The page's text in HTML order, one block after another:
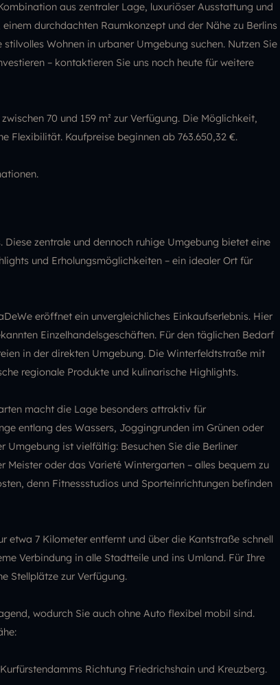
aus zentraler Lage, luxuriöser Ausstattung und
durchdachten Raumkonzept und der Nähe zu Berlins
Wohnen in urbaner Umgebung suchen. Nutzen Sie
– kontaktieren Sie uns noch heute für weitere
70 und 159 m² zur Verfügung. Die Möglichkeit,
Flexibilität. Kaufpreise beginnen ab 763.650,32 €.
zentrale und dennoch ruhige Umgebung bietet eine
und Erholungsmöglichkeiten – ein idealer Ort für
eröffnet ein unvergleichliches Einkaufserlebnis. Hier
Einzelhandelsgeschäften. Für den täglichen Bedarf
in der direkten Umgebung. Die Winterfeldtstraße mit
regionale Produkte und kulinarische Highlights.
macht die Lage besonders attraktiv für
entlang des Wassers, Joggingrunden im Grünen oder
ist vielfältig: Besuchen Sie die Berliner
oder das Varieté Wintergarten – alles bequem zu
denn Fitnessstudios und Sporteinrichtungen befinden
etwa 7 Kilometer entfernt und über die Kantstraße schnell
Verbindung in alle Stadtteile und ins Umland. Für Ihre
Stellplätze zur Verfügung.
wodurch Sie auch ohne Auto flexibel mobil sind.
Richtung Friedrichshain und Kreuzberg.